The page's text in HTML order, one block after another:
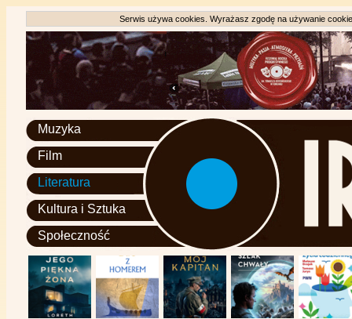
Serwis używa cookies. Wyrażasz zgodę na używanie
Muzyka
Film
Literatura
Kultura i Sztuka
Społeczność